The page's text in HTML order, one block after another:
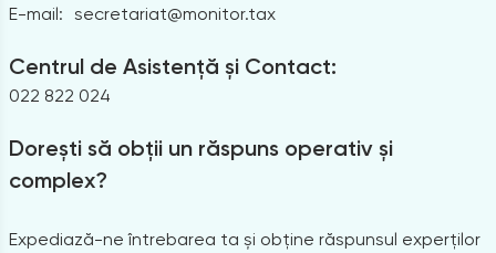
E-mail: secretariat@monitor.tax
Centrul de Asistență și Contact:
022 822 024
Dorești să obții un răspuns operativ și
complex?
Expediază-ne întrebarea ta și obține răspunsul experților